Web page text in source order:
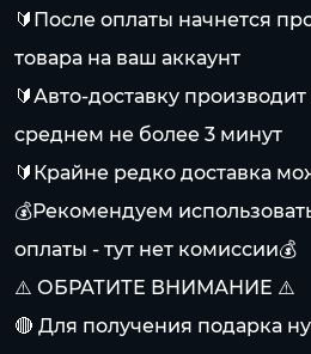
🔰После оплаты начнется
товара на ваш аккаунт
🔰Авто-доставку
среднем не более 3 минут
🔰Крайне редко доставка
💰Рекомендуем
оплаты - тут нет комиссии💰
⚠️ ОБРАТИТЕ ВНИМАНИЕ ⚠️
🔴 Для получения подарка